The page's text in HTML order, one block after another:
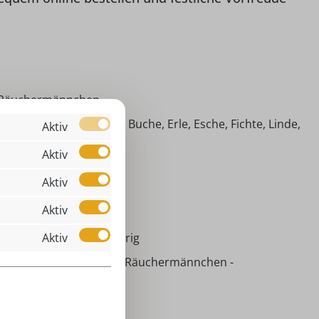
Hölzer (Ahorn, Buche, Erle, Esche, Fichte, Linde,
(25 mm)
ganzjährig
Volkskunst eG - Räuchermännchen -
cm
Aktiv
Aktiv
Aktiv
Aktiv
Aktiv